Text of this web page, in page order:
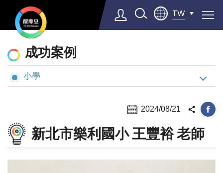
TW
▼
態
與
案
成功案例
小學
2024/08/21
新北市樂利國小 王豐裕 老師